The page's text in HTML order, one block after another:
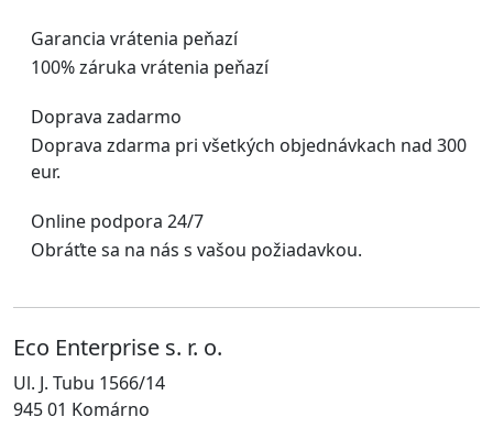
Garancia vrátenia peňazí
100% záruka vrátenia peňazí
Doprava zadarmo
Doprava zdarma pri všetkých objednávkach nad 300
eur.
Online podpora 24/7
Obráťte sa na nás s vašou požiadavkou.
Eco Enterprise s. r. o.
Ul. J. Tubu 1566/14
945 01 Komárno